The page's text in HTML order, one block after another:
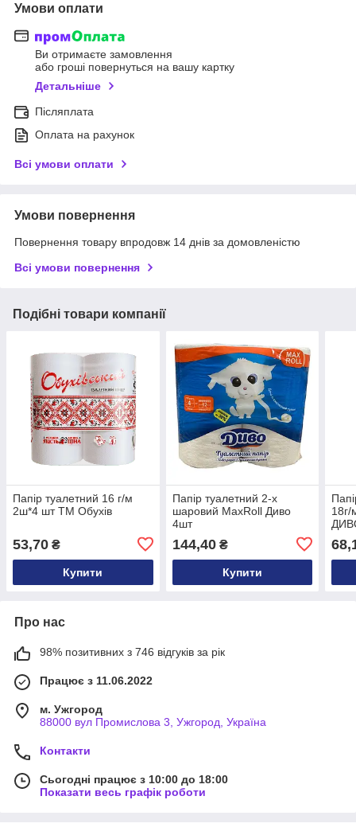
Умови оплати
Ви отримаєте замовлення
або гроші повернуться на вашу картку
Детальніше
Післяплата
Оплата на рахунок
Всі умови оплати
Умови повернення
Повернення товару впродовж 14 днів за домовленістю
Всі умови повернення
Подібні товари компанії
Папір туалетний 16 г/м
2ш*4 шт ТМ Обухів
53,70 ₴
Купити
Папір туалетний 2-х
шаровий MaxRoll Диво
4шт
144,40₴
Купити
Про нас
98% позитивних з 746 відгуків за рік
Працює з 11.06.2022
м. Ужгород
88000 вул Промислова 3, Ужгород, Україна
Контакти
Сьогодні працює з 10:00 до 18:00
Показати весь графік роботи